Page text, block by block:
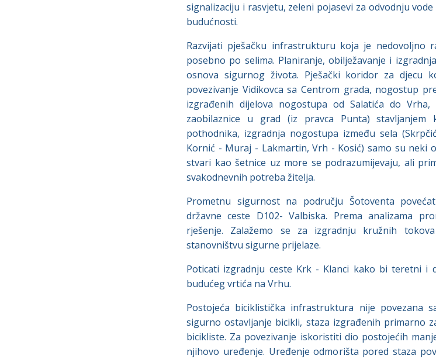
signalizaciju i rasvjetu, zeleni pojasevi za odvodnju
budućnosti.
Razvijati pješačku infrastrukturu koja je nedovoljno
posebno po selima. Planiranje, obilježavanje i
osnova sigurnog života. Pješački koridor za djecu
povezivanje Vidikovca sa Centrom grada, nogostup
izgrađenih dijelova nogostupa od Salatića do
zaobilaznice u grad (iz pravca Punta) stavljanjem
pothodnika, izgradnja nogostupa između sela
Kornić - Muraj - Lakmartin, Vrh - Kosić) samo su neki
stvari kao šetnice uz more se podrazumijevaju, ali
svakodnevnih potreba žitelja.
Prometnu sigurnost na području Šotoventa
državne ceste D102- Valbiska. Prema analizama
rješenje. Zalažemo se za izgradnju kružnih
stanovništvu sigurne prijelaze.
Poticati izgradnju ceste Krk - Klanci kako bi teretni i
budućeg vrtića na Vrhu.
Postojeća biciklistička infrastruktura nije povezana
sigurno ostavljanje bicikli, staza izgrađenih primarno
bicikliste. Za povezivanje iskoristiti dio postojećih
njihovo uređenje. Uređenje odmorišta pored staza